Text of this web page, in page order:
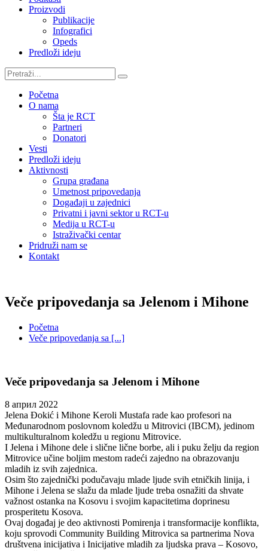
Proizvodi
Publikacije
Infografici
Opeds
Predloži ideju
Претрага
за:
Početna
O nama
Šta je RCT
Partneri
Donatori
Vesti
Predloži ideju
Aktivnosti
Grupa građana
Umetnost pripovedanja
Događaji u zajednici
Privatni i javni sektor u RCT-u
Medija u RCT-u
Istraživački centar
Pridruži nam se
Kontakt
Veče pripovedanja sa Jelenom i Mihone
Početna
Veče pripovedanja sa [...]
Veče pripovedanja sa Jelenom i Mihone
8 април 2022
Jelena Đokić i Mihone Keroli Mustafa rade kao profesori na
Međunarodnom poslovnom koledžu u Mitrovici (IBCM), jedinom
multikulturalnom koledžu u regionu Mitrovice.
I Jelena i Mihone dele i slične lične borbe, ali i puku želju da region
Mitrovice učine boljim mestom radeći zajedno na obrazovanju
mladih iz svih zajednica.
Osim što zajednički podučavaju mlade ljude svih etničkih linija, i
Mihone i Jelena se slažu da mlade ljude treba osnažiti da shvate
važnost ostanka na Kosovu i svojim kapacitetima doprinesu
prosperitetu Kosova.
Ovaj događaj je deo aktivnosti Pomirenja i transformacije konflikta,
koju sprovodi Community Building Mitrovica sa partnerima Nova
društvena inicijativa i Inicijative mladih za ljudska prava – Kosovo,